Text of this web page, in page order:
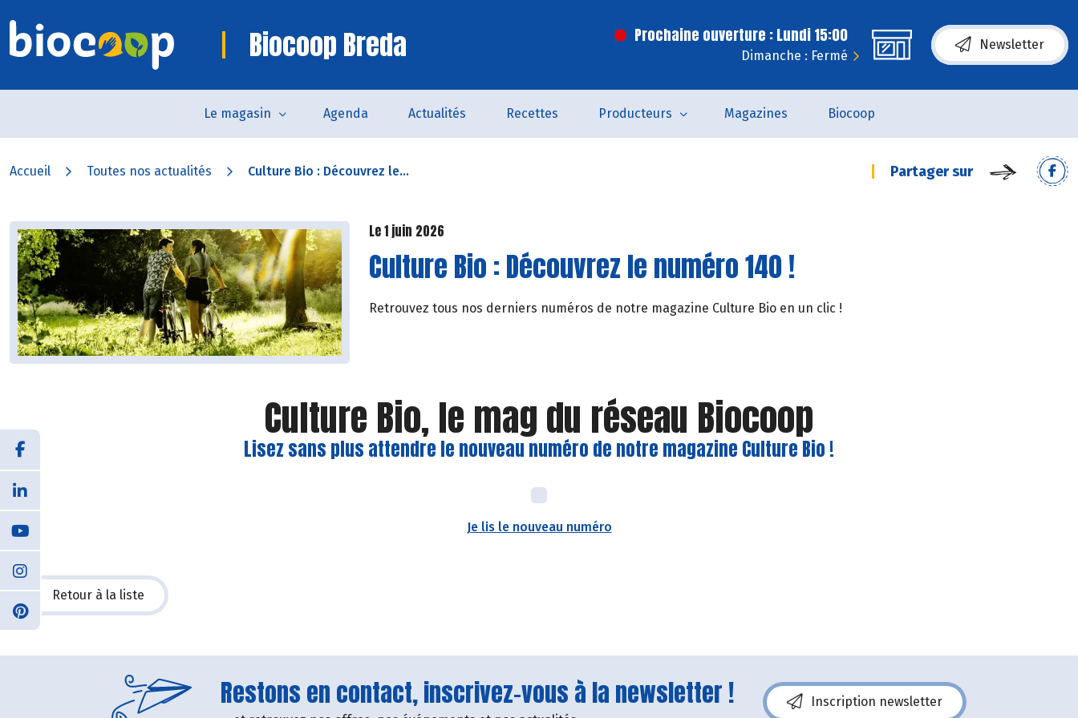
Biocoop Breda Prochaine ouverture : Lundi 15:00
Dimanche : Fermé
Newsletter
Le magasin Agenda Actualités Recettes Producteurs Magazines Biocoop
Accueil Toutes nos actualités Culture Bio : Découvrez le... Partager sur
Le 1 juin 2026
Culture Bio : Découvrez le numéro 140 !
Retrouvez tous nos derniers numéros de notre magazine Culture Bio en un clic !
Culture Bio, le mag du réseau Biocoop
Lisez sans plus attendre le nouveau numéro de notre magazine Culture Bio !
Je lis le nouveau numéro
Retour à la liste
Restons en contact, inscrivez-vous à la newsletter ! Inscription newsletter